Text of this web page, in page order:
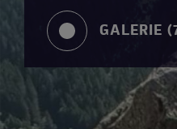
GALERIE